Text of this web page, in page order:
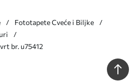
Fototapete Cveće i Biljke
br. u75412